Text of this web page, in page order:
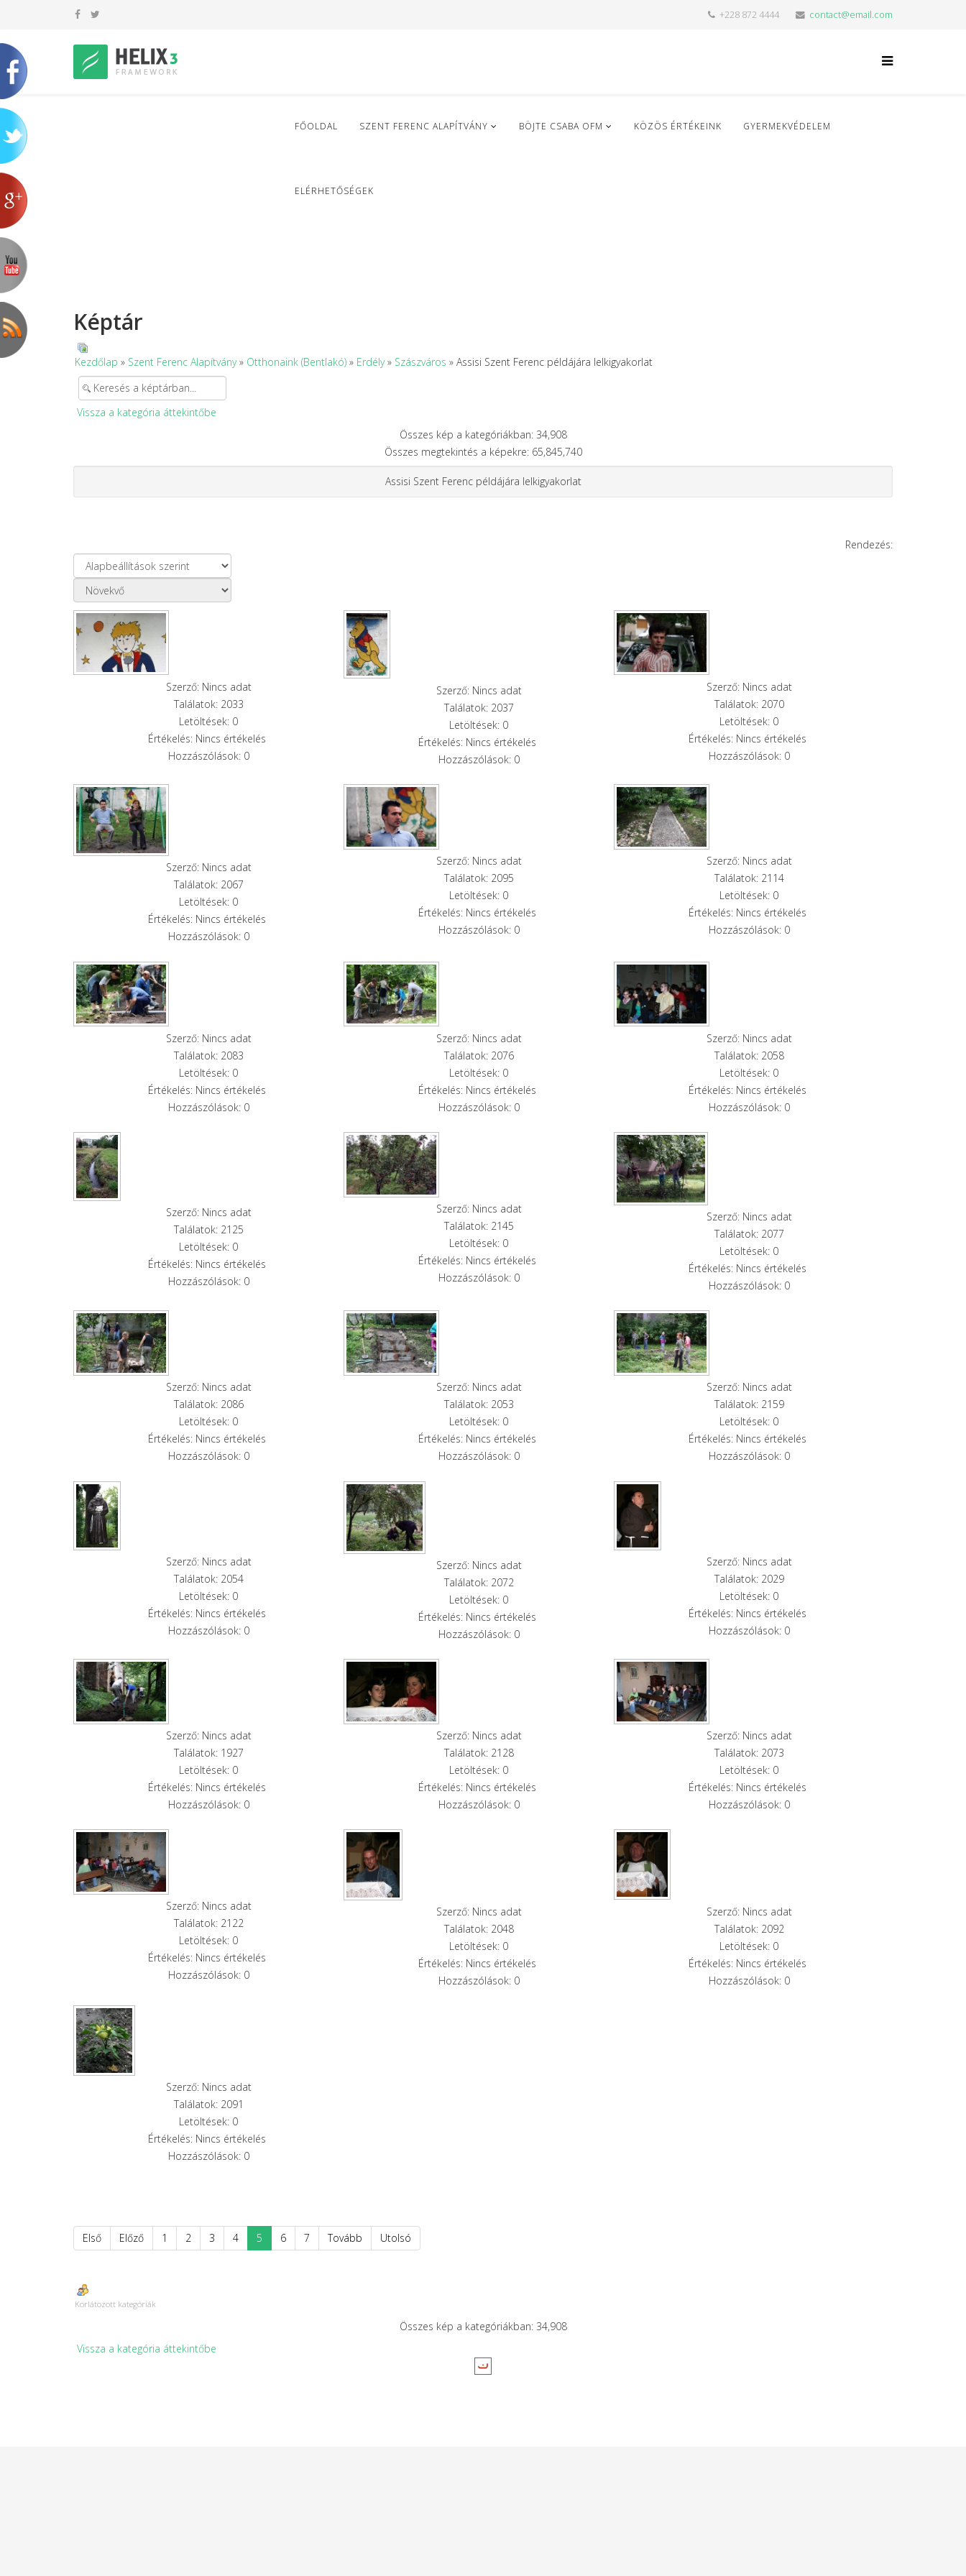
+228 872 4444 contact@email.com
FŐOLDAL SZENT FERENC ALAPÍTVÁNY BÖJTE CSABA OFM KÖZÖS ÉRTÉKEINK GYERMEKVÉDELEM
ELÉRHETŐSÉGEK
Képtár
Kezdőlap » Szent Ferenc Alapítvány» Otthonaink (Bentlakó) » Erdély» Szászváros » Assisi Szent Ferenc példájára lelkigyakorlat
Vissza a kategória áttekintőbe
Összes kép a kategóriákban: 34,908
Összes megtekintés a képekre: 65,845,740
Assisi Szent Ferenc példájára lelkigyakorlat
Rendezés:
Szerző: Nincs adat
Találatok: 2033
Letöltések: 0
Értékelés: Nincs értékelés
Hozzászólások: 0
Szerző: Nincs adat
Találatok: 2037
Letöltések: 0
Értékelés: Nincs értékelés
Hozzászólások: 0
Szerző: Nincs adat
Találatok: 2070
Letöltések: 0
Értékelés: Nincs értékelés
Hozzászólások: 0
Szerző: Nincs adat
Találatok: 2067
Letöltések: 0
Értékelés: Nincs értékelés
Hozzászólások: 0
Szerző: Nincs adat
Találatok: 2095
Letöltések: 0
Értékelés: Nincs értékelés
Hozzászólások: 0
Szerző: Nincs adat
Találatok: 2114
Letöltések: 0
Értékelés: Nincs értékelés
Hozzászólások: 0
Szerző: Nincs adat
Találatok: 2083
Letöltések: 0
Értékelés: Nincs értékelés
Hozzászólások: 0
Szerző: Nincs adat
Találatok: 2076
Letöltések: 0
Értékelés: Nincs értékelés
Hozzászólások: 0
Szerző: Nincs adat
Találatok: 2058
Letöltések: 0
Értékelés: Nincs értékelés
Hozzászólások: 0
Szerző: Nincs adat
Találatok: 2125
Letöltések: 0
Értékelés: Nincs értékelés
Hozzászólások: 0
Szerző: Nincs adat
Találatok: 2145
Letöltések: 0
Értékelés: Nincs értékelés
Hozzászólások: 0
Szerző: Nincs adat
Találatok: 2077
Letöltések: 0
Értékelés: Nincs értékelés
Hozzászólások: 0
Szerző: Nincs adat
Találatok: 2086
Letöltések: 0
Értékelés: Nincs értékelés
Hozzászólások: 0
Szerző: Nincs adat
Találatok: 2053
Letöltések: 0
Értékelés: Nincs értékelés
Hozzászólások: 0
Szerző: Nincs adat
Találatok: 2159
Letöltések: 0
Értékelés: Nincs értékelés
Hozzászólások: 0
Szerző: Nincs adat
Találatok: 2054
Letöltések: 0
Értékelés: Nincs értékelés
Hozzászólások: 0
Szerző: Nincs adat
Találatok: 2072
Letöltések: 0
Értékelés: Nincs értékelés
Hozzászólások: 0
Szerző: Nincs adat
Találatok: 2029
Letöltések: 0
Értékelés: Nincs értékelés
Hozzászólások: 0
Szerző: Nincs adat
Találatok: 1927
Letöltések: 0
Értékelés: Nincs értékelés
Hozzászólások: 0
Szerző: Nincs adat
Találatok: 2128
Letöltések: 0
Értékelés: Nincs értékelés
Hozzászólások: 0
Szerző: Nincs adat
Találatok: 2073
Letöltések: 0
Értékelés: Nincs értékelés
Hozzászólások: 0
Szerző: Nincs adat
Találatok: 2122
Letöltések: 0
Értékelés: Nincs értékelés
Hozzászólások: 0
Szerző: Nincs adat
Találatok: 2048
Letöltések: 0
Értékelés: Nincs értékelés
Hozzászólások: 0
Szerző: Nincs adat
Találatok: 2092
Letöltések: 0
Értékelés: Nincs értékelés
Hozzászólások: 0
Szerző: Nincs adat
Találatok: 2091
Letöltések: 0
Értékelés: Nincs értékelés
Hozzászólások: 0
Első Előző 1 2 3 4 5 6 7 Tovább Utolsó
Korlátozott kategóriák
Összes kép a kategóriákban: 34,908
Vissza a kategória áttekintőbe